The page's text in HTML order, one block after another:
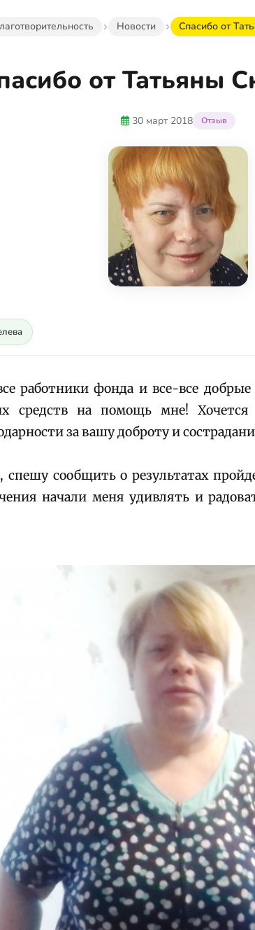
Новости Спасибо от
от Татьяны
30 март 2018 Отзыв
работники фонда и все-все
средств на помощь мне! Хочется
за вашу доброту и
спешу сообщить о результатах
начали меня удивлять и